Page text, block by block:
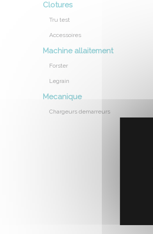
Clotures
Tru test
Accessoires
Machine allaitement
Forster
Legrain
Mecanique
Chargeurs demarreurs